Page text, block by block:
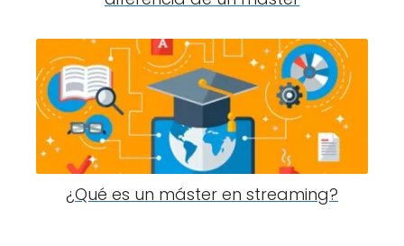
¿Qué es un máster en streaming?